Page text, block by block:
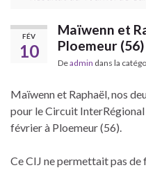
FÉV
10
Maïwenn et
Ploemeur (56)
Deadmin dans la
Maïwenn et Raphaël, nos
pour le Circuit
février à Ploemeur (56).
Ce CIJ ne permettait pas